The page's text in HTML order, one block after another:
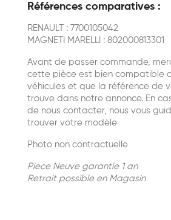
Références comparatives :
RENAULT : 7700105042
MAGNETI MARELLI : 802000813301
Avant de passer commande,
cette pièce est bien compatible
véhicules et que la référence de
trouve dans notre annonce. En
de nous contacter, nous vous
trouver votre modèle
Photo non contractuelle
Piece Neuve garantie 1 an
Retrait possible en Magasin